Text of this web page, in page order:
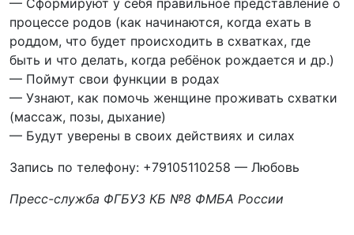
— Сформируют у себя правильное представление о
процессе родов (как начинаются, когда ехать в
роддом, что будет происходить в схватках, где
быть и что делать, когда ребёнок рождается и др.)
— Поймут свои функции в родах
— Узнают, как помочь женщине проживать схватки
(массаж, позы, дыхание)
— Будут уверены в своих действиях и силах
Запись по телефону: +79105110258 — Любовь
Пресс-служба ФГБУЗ КБ №8 ФМБА России